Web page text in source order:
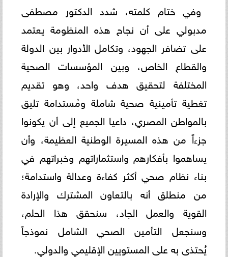
وفي ختام كلمته، شدد الدكتور مصطفى
مدبولي على أن نجاح هذه المنظومة يعتمد
على تضافر الجهود، وتكامل الأدوار بين الدولة
والقطاع الخاص، وبين المؤسسات الصحية
المختلفة لتحقيق هدف واحد، وهو تقديم
تغطية تأمينية صحية شاملة ومُستدامة تليق
بالمواطن المصري، داعيا الجميع إلى أن يكونوا
جزءاً من هذه المسيرة الوطنية العظيمة، وأن
يساهموا بأفكارهم واستثماراتهم وخبراتهم في
بناء نظام صحي أكثر كفاءة وعدالة واستدامة؛
من منطلق أنه بالتعاون المشترك والإرادة
القوية والعمل الجاد، سنحقق هذا الحلم،
وسنجعل التأمين الصحي الشامل نموذجاً
يُحتذى به على المستويين الإقليمي والدولي.